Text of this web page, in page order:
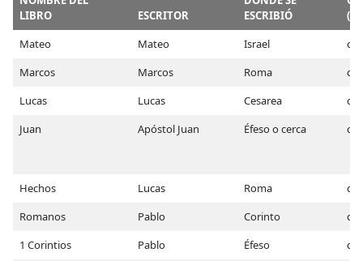
LIBRO
ESCRITOR
ESCRIBIÓ
Mateo
Mateo Israel
c.
Marcos
Marcos Roma
c.
Lucas
Lucas Cesarea
c.
Juan
Apóstol Juan Éfeso o cerca c.
Hechos Lucas Roma
c.
Romanos
Pablo Corinto
c.
1 Corintios
Pablo Éfeso
c.